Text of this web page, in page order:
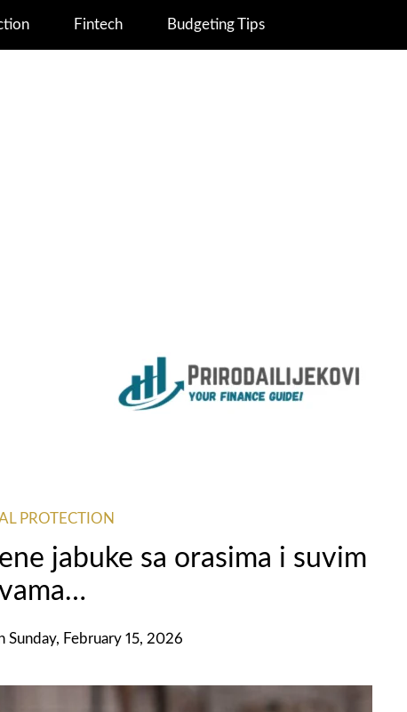
Fintech Budgeting Tips
PROTECTION
jabuke sa orasima i suvim
Sunday, February 15, 2026